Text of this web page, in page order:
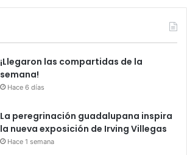
¡Llegaron las compartidas de la
semana!
Hace 6 días
La peregrinación guadalupana inspira
la nueva exposición de Irving Villegas
Hace 1 semana